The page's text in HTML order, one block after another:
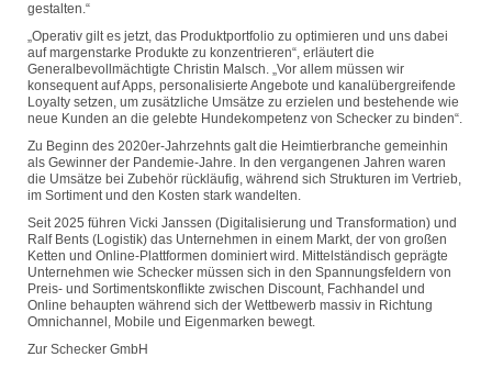
gestalten.“
„Operativ gilt es jetzt, das Produktportfolio zu optimieren und uns dabei
auf margenstarke Produkte zu konzentrieren“, erläutert die
Generalbevollmächtigte Christin Malsch. „Vor allem müssen wir
konsequent auf Apps, personalisierte Angebote und kanalübergreifende
Loyalty setzen, um zusätzliche Umsätze zu erzielen und bestehende wie
neue Kunden an die gelebte Hundekompetenz von Schecker zu binden“.
Zu Beginn des 2020er-Jahrzehnts galt die Heimtierbranche gemeinhin
als Gewinner der Pandemie-Jahre. In den vergangenen Jahren waren
die Umsätze bei Zubehör rückläufig, während sich Strukturen im Vertrieb,
im Sortiment und den Kosten stark wandelten.
Seit 2025 führen Vicki Janssen (Digitalisierung und Transformation) und
Ralf Bents (Logistik) das Unternehmen in einem Markt, der von großen
Ketten und Online-Plattformen dominiert wird. Mittelständisch geprägte
Unternehmen wie Schecker müssen sich in den Spannungsfeldern von
Preis- und Sortimentskonflikte zwischen Discount, Fachhandel und
Online behaupten während sich der Wettbewerb massiv in Richtung
Omnichannel, Mobile und Eigenmarken bewegt.
Zur Schecker GmbH